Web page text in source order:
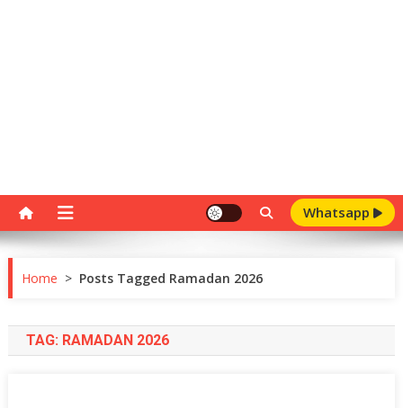
Whatsapp
Home > Posts Tagged Ramadan 2026
TAG: RAMADAN 2026